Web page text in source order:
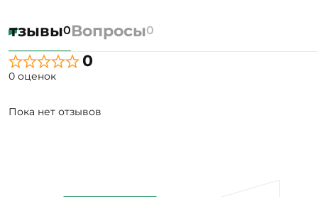
0Вопросы0
0
0 оценок
Пока нет отзывов